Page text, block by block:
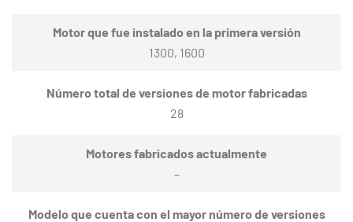
Motor que fue instalado en la primera versión
1300, 1600
Número total de versiones de motor fabricadas
28
Motores fabricados actualmente
–
Modelo que cuenta con el mayor número de versiones